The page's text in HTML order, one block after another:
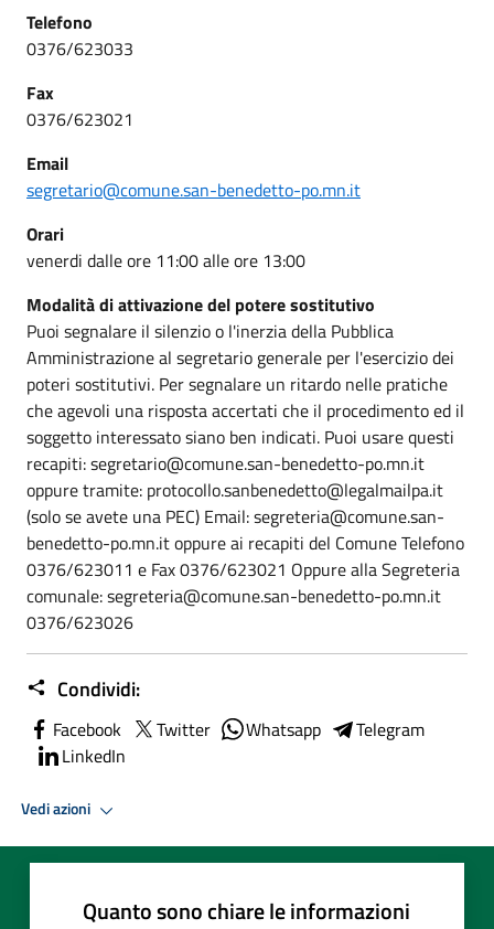
Telefono
0376/623033
Fax
0376/623021
Email
segretario@comune.san-benedetto-po.mn.it
Orari
venerdi dalle ore 11:00 alle ore 13:00
Modalità di attivazione del potere sostitutivo
Puoi segnalare il silenzio o l'inerzia della Pubblica
Amministrazione al segretario generale per l'esercizio dei
poteri sostitutivi. Per segnalare un ritardo nelle pratiche
che agevoli una risposta accertati che il procedimento ed il
soggetto interessato siano ben indicati. Puoi usare questi
recapiti: segretario@comune.san-benedetto-po.mn.it
oppure tramite: protocollo.sanbenedetto@legalmailpa.it
(solo se avete una PEC) Email: segreteria@comune.san-
benedetto-po.mn.it oppure ai recapiti del Comune Telefono
0376/623011 e Fax 0376/623021 Oppure alla Segreteria
comunale: segreteria@comune.san-benedetto-po.mn.it
0376/623026
Condividi:
Facebook Twitter Whatsapp
Telegram
LinkedIn
Vedi azioni
Quanto sono chiare le informazioni